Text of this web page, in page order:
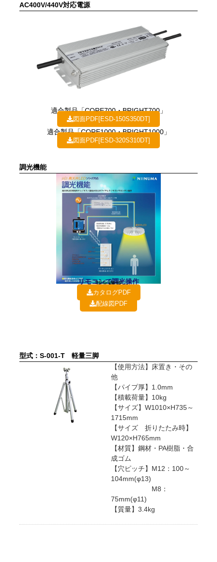
AC400V/440V対応電源
適合製品「CORE700・BRIGHT700」
図面PDF[ESD-150S350DT]
適合製品「CORE1000・BRIGHT1000」
図面PDF[ESD-320S310DT]
調光機能
リモコンで調光操作
調光機能
カタログPDF
配線図PDF
型式：S-001-T 軽量三脚​
【使用方法】床置き・その
他
【パイプ厚】1.0mm
【積載荷量】10kg
【サイズ】W1010×H735～
1715mm
【サイズ 折りたたみ時】
W120×H765mm
【材質】鋼材・PA樹脂・合
成ゴム
【穴ピッチ】M12：100～
104mm(φ13)
M8：
75mm(φ11)
【質量】3.4kg